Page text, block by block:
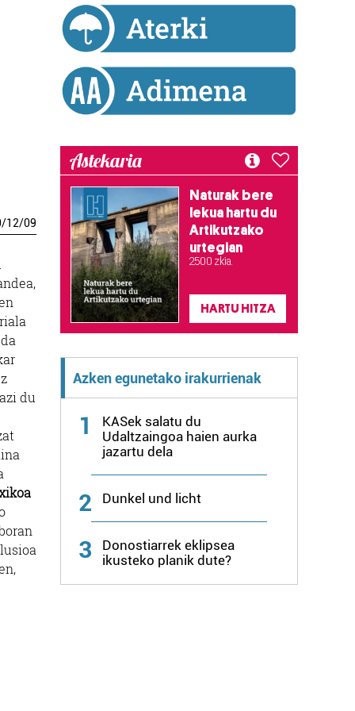
/12/09
du
Astekaria
Naturak bere
lekua hartu du
Artikutzako
urtegian
2.500 zkia.
HARTU HITZA
Azken egunetako irakurrienak
1
KASek salatu du
Udaltzaingoa haien aurka
jazartu dela
2 Dunkel und licht
3
Donostiarrek eklipsea
ikusteko planik dute?